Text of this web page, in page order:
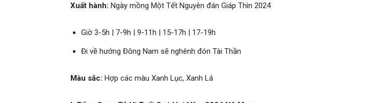
Xuất hành: Ngày mồng Một Tết Nguyên đán Giáp Thìn 2024
Giờ 3-5h | 7-9h | 9-11h | 15-17h | 17-19h
Đi về hướng Đông Nam sẽ nghênh đón Tài Thần
Màu sắc: Hợp các màu Xanh Lục, Xanh Lá